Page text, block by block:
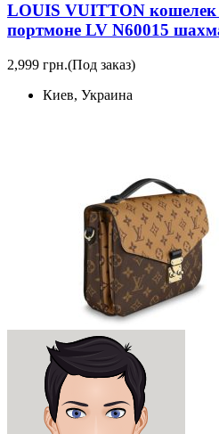
LOUIS VUITTON
портмоне LV N60015
2,999 грн.(Под заказ)
Киев, Украина